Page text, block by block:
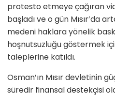
protesto etmeye çağıran
başladı ve o gün Mısır’da
medeni haklara yönelik
hoşnutsuzluğu göstermek
taleplerine katıldı.
Osman’ın Mısır devletinin
süredir finansal destekçisi